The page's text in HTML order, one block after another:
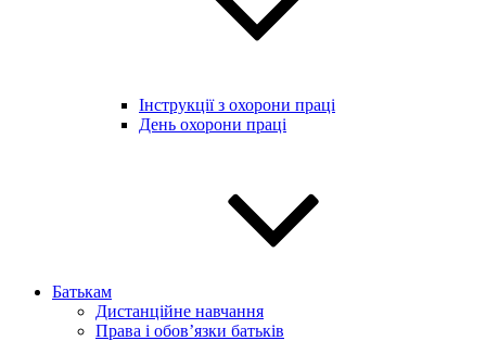
Інструкції з охорони праці
День охорони праці
Батькам
Дистанційне навчання
Права і обов’язки батьків